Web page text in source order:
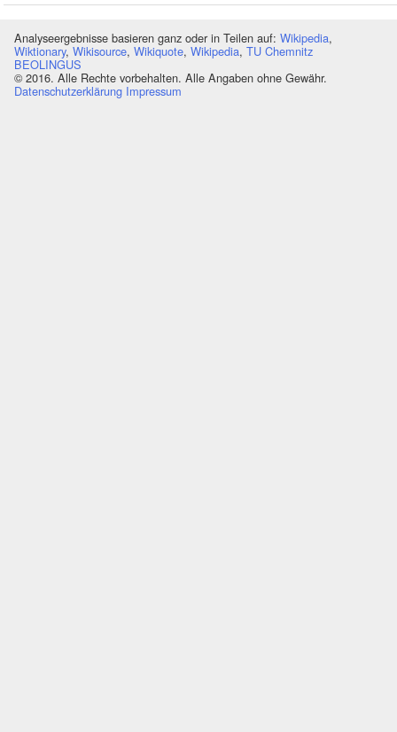
Analyseergebnisse basieren ganz oder in Teilen auf: Wikipedia,
Wiktionary, Wikisource, Wikiquote, Wikipedia, TU Chemnitz
BEOLINGUS
© 2016. Alle Rechte vorbehalten. Alle Angaben ohne Gewähr.
Datenschutzerklärung Impressum